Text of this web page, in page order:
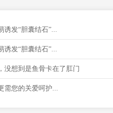
发“胆囊结石”...
发“胆囊结石”...
没想到是鱼骨卡在了肛门
需您的关爱呵护...